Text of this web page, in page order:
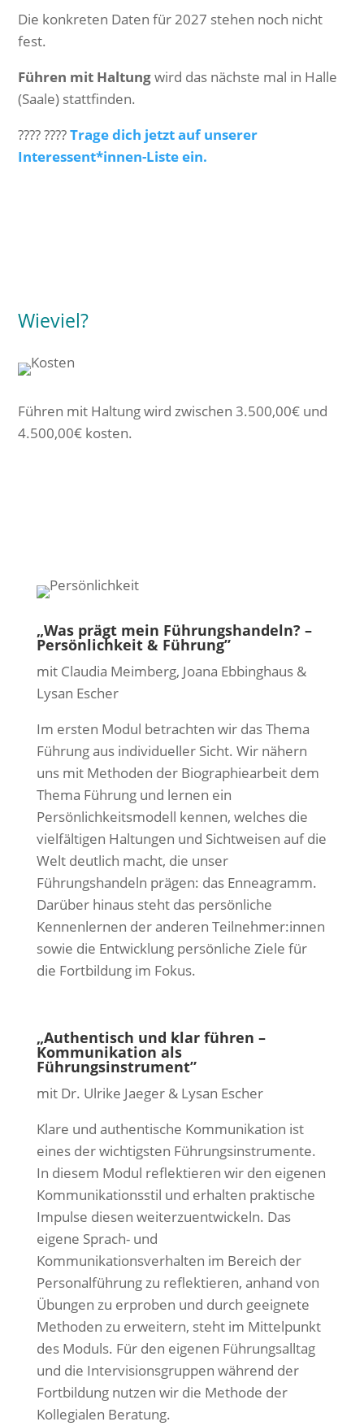
Die konkreten Daten für 2027 stehen noch nicht
fest.
Führen mit Haltungwird das nächste mal in Halle
(Saale) stattfinden.
???? ????Trage dich jetzt auf unserer
Interessent*innen-Liste ein.
Wieviel?
Führen mit Haltung wird zwischen 3.500,00€ und
4.500,00€ kosten.
„Was prägt mein Führungshandeln? –
Persönlichkeit & Führung”
mit Claudia Meimberg, Joana Ebbinghaus &
Lysan Escher
Im ersten Modul betrachten wir das Thema
Führung aus individueller Sicht. Wir nähern
uns mit Methoden der Biographiearbeit dem
Thema Führung und lernen ein
Persönlichkeitsmodell kennen, welches die
vielfältigen Haltungen und Sichtweisen auf die
Welt deutlich macht, die unser
Führungshandeln prägen: das Enneagramm.
Darüber hinaus steht das persönliche
Kennenlernen der anderen Teilnehmer:innen
sowie die Entwicklung persönliche Ziele für
die Fortbildung im Fokus.
„Authentisch und klar führen –
Kommunikation als
Führungsinstrument”
mit Dr. Ulrike Jaeger & Lysan Escher
Klare und authentische Kommunikation ist
eines der wichtigsten Führungsinstrumente.
In diesem Modul reflektieren wir den eigenen
Kommunikationsstil und erhalten praktische
Impulse diesen weiterzuentwickeln. Das
eigene Sprach- und
Kommunikationsverhalten im Bereich der
Personalführung zu reflektieren, anhand von
Übungen zu erproben und durch geeignete
Methoden zu erweitern, steht im Mittelpunkt
des Moduls. Für den eigenen Führungsalltag
und die Intervisionsgruppen während der
Fortbildung nutzen wir die Methode der
Kollegialen Beratung.